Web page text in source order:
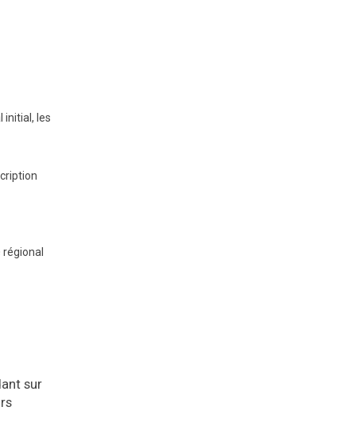
initial, les
sur